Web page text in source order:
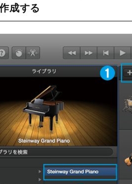
成する